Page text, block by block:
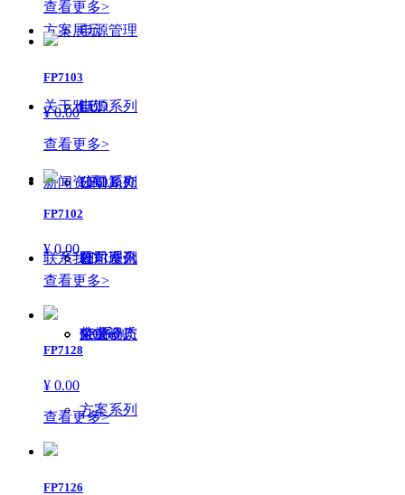
电源管理
LED
HALL IC
PD
MOS
方案展示
电源系列
LED系列
霍尔系列
PD系列
方案系列
关于雅欣
公司简介
公司理念
荣誉资质
新闻资讯
公司资讯
企业动态
联系我们
查看更多>
FP7103
¥ 0.00
查看更多>
FP7102
¥ 0.00
查看更多>
FP7128
¥ 0.00
查看更多>
FP7126